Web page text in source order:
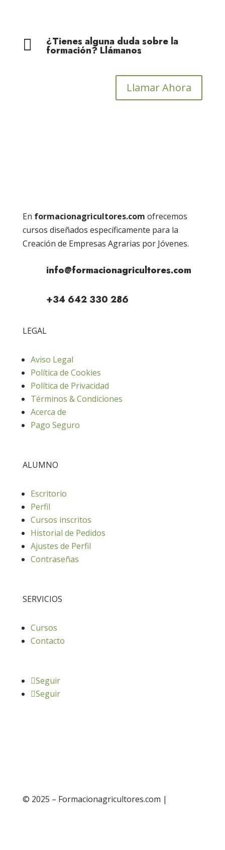
 ¿Tienes alguna duda sobre la
formación? Llámanos
Llamar Ahora
En formacionagricultores.com ofrecemos
cursos diseñados específicamente para la
Creación de Empresas Agrarias por Jóvenes.
info@formacionagricultores.com
+34 642 330 286
LEGAL
Aviso Legal
Política de Cookies
Política de Privacidad
Términos & Condiciones
Acerca de
Pago Seguro
ALUMNO
Escritorio
Perfil
Cursos inscritos
Historial de Pedidos
Ajustes de Perfil
Contraseñas
SERVICIOS
Cursos
Contacto
Seguir
Seguir
© 2025 – Formacionagricultores.com |